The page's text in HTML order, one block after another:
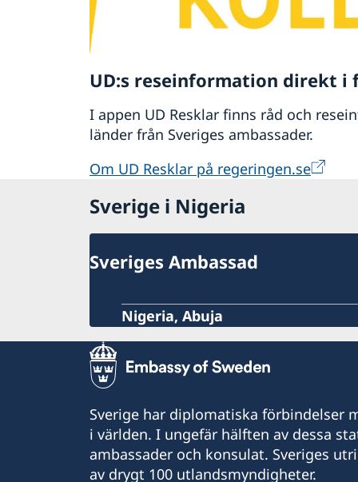
UD:s reseinformation direkt i
I appen UD Resklar finns råd och
länder från Sveriges ambassader.
Om UD Resklar på regeringen.se
Sverige i Nigeria
Sveriges Ambassad
Nigeria, Abuja
Sverige har diplomatiska förbindelser
i världen. I ungefär hälften av dessa
ambassader och konsulat. Sveriges
av drygt 100 utlandsmyndigheter.